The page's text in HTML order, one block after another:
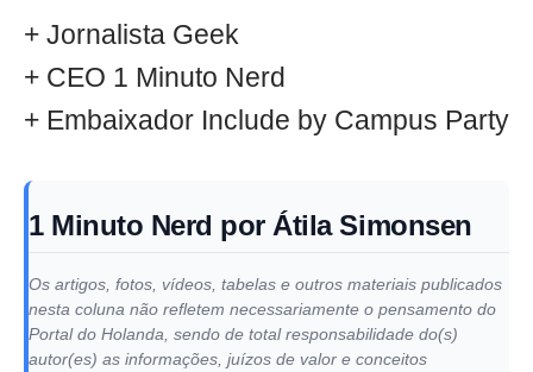
+ Jornalista Geek
+ CEO 1 Minuto Nerd
+ Embaixador Include by Campus Party
1 Minuto Nerd por Átila Simonsen
Os artigos, fotos, vídeos, tabelas e outros materiais publicados
nesta coluna não refletem necessariamente o pensamento do
Portal do Holanda, sendo de total responsabilidade do(s)
autor(es) as informações, juízos de valor e conceitos